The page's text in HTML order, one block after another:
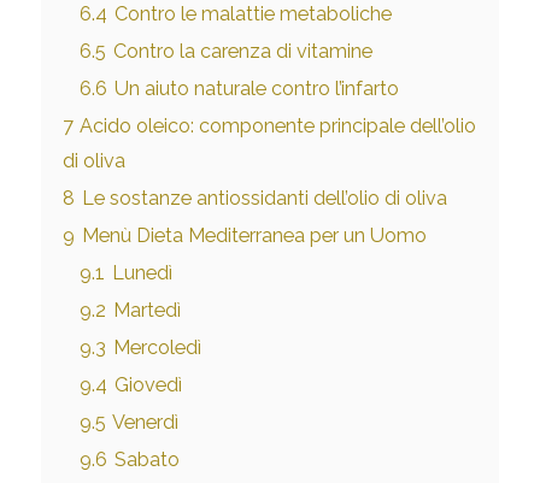
6.4 Contro le malattie metaboliche
6.5 Contro la carenza di vitamine
6.6 Un aiuto naturale contro l’infarto
7 Acido oleico: componente principale dell’olio
di oliva
8 Le sostanze antiossidanti dell’olio di oliva
9 Menù Dieta Mediterranea per un Uomo
9.1 Lunedì
9.2 Martedì
9.3 Mercoledì
9.4 Giovedì
9.5 Venerdì
9.6 Sabato